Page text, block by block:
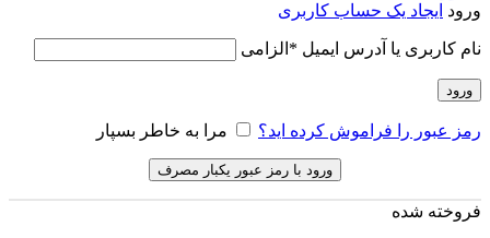
ورود ایجاد یک حساب کاربری
نام کاربری یا آدرس ایمیل * الزامی
ورود
رمز عبور را فراموش کرده اید؟ مرا به خاطر بسپار
ورود با رمز عبور یکبار مصرف
فروخته شده